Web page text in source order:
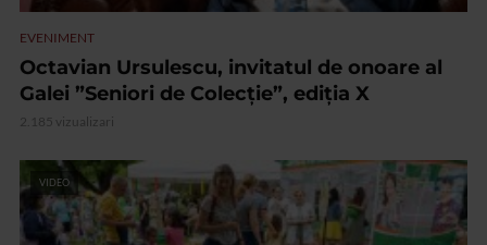
EVENIMENT
Octavian Ursulescu, invitatul de onoare al
Galei ”Seniori de Colecție”, ediția X
2.185 vizualizari
VIDEO